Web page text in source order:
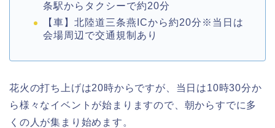
条駅からタクシーで約20分
【車】北陸道三条燕ICから約20分※当日は
会場周辺で交通規制あり
花火の打ち上げは20時からですが、当日は10時30分か
ら様々なイベントが始まりますので、朝からすでに多
くの人が集まり始めます。